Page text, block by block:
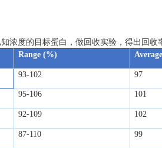
浓度的目标蛋白，做回收实验，得出回收
Range (%)
93-102 97
95-106 101
92-109 102
87-110 99